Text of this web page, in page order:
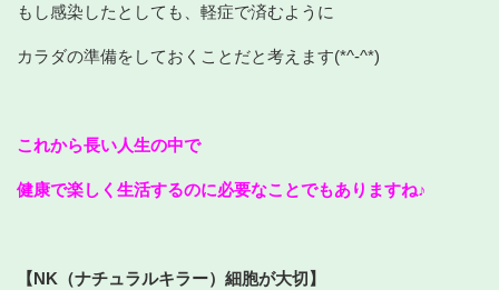
もし感染したとしても、軽症で済むように
カラダの準備をしておくことだと考えます(*^-^*)
これから長い人生の中で
健康で楽しく生活するのに必要なことでもありますね♪
【NK（ナチュラルキラー）細胞が大切】